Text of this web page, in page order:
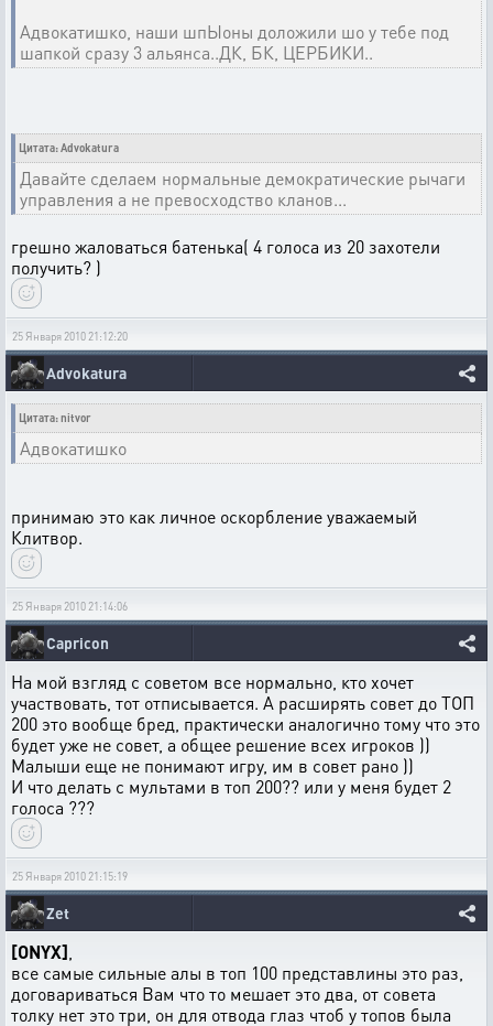
Адвокатишко, наши шпЫоны доложили шо у тебе под
шапкой сразу 3 альянса..ДК, БК, ЦЕРБИКИ..
Цитата: Advokatura
Давайте сделаем нормальные демократические рычаги
управления а не превосходство кланов...
грешно жаловаться батенька( 4 голоса из 20 захотели
получить? )
25 Января 2010 21:12:20
Advokatura
Цитата: nitvor
Адвокатишко
принимаю это как личное оскорбление уважаемый
Клитвор.
25 Января 2010 21:14:06
Capricon
На мой взгляд с советом все нормально, кто хочет
участвовать, тот отписывается. А расширять совет до ТОП
200 это вообще бред, практически аналогично тому что это
будет уже не совет, а общее решение всех игроков ))
Малыши еще не понимают игру, им в совет рано ))
И что делать с мультами в топ 200?? или у меня будет 2
голоса ???
25 Января 2010 21:15:19
Zet
[ONYX]
все самые сильные алы в топ 100 представлины это раз,
договариваться Вам что то мешает это два, от совета
толку нет это три, он для отвода глаз чтоб у топов была